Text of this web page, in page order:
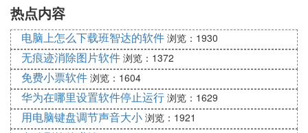
热点内容
电脑上怎么下载班智达的软件 浏览：1930
无痕迹消除图片软件 浏览：1372
免费小票软件 浏览：1604
华为在哪里设置软件停止运行 浏览：1629
用电脑键盘调节声音大小 浏览：1921